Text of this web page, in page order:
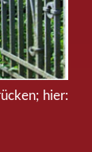
hier: